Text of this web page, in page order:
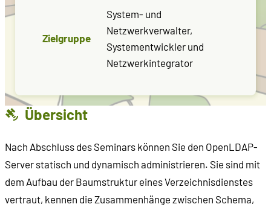
Zielgruppe
System- und
Netzwerkverwalter,
Systementwickler und
Netzwerkintegrator
Übersicht
Nach Abschluss des Seminars können Sie den OpenLDAP-
Server statisch und dynamisch administrieren. Sie sind mit
dem Aufbau der Baumstruktur eines Verzeichnisdienstes
vertraut, kennen die Zusammenhänge zwischen Schema,